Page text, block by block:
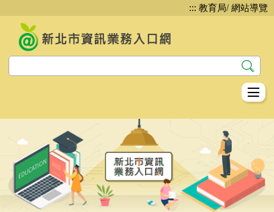
容
::: 教育局/ 網站導覽
資訊安全
網路管理
系統服務